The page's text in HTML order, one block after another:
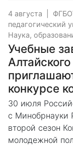
4 августа
педагогический
Наука,
Учебные
конкурсе
30 июля
с Минобрнауки
второй сезон
молодежной